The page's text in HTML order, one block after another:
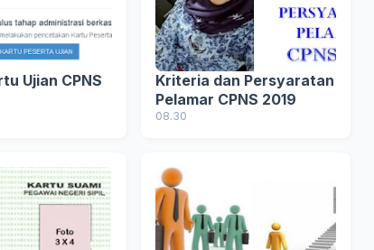
Ujian CPNS
Kriteria dan Persyaratan
Pelamar CPNS 2019
08.30